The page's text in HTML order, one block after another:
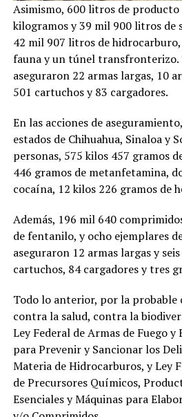
Asimismo, 600 litros de
kilogramos y 39 mil 900 litros de
42 mil 907 litros de
fauna y un túnel transfronterizo.
aseguraron 22 armas largas, 10
501 cartuchos y 83 cargadores.
En las acciones de
estados de Chihuahua, Sinaloa y
personas, 575 kilos 457 gramos
446 gramos de metanfetamina,
cocaína, 12 kilos 226 gramos de
Además, 196 mil 640
de fentanilo, y ocho ejemplares
aseguraron 12 armas largas y
cartuchos, 84 cargadores y tres
Todo lo anterior, por la probable
contra la salud, contra la
Ley Federal de Armas de Fuego y
para Prevenir y Sancionar los
Materia de Hidrocarburos, y Ley
de Precursores Químicos,
Esenciales y Máquinas para